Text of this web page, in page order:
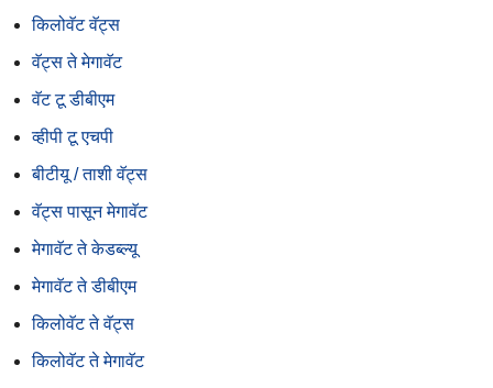
किलोवॅट वॅट्स
वॅट्स ते मेगावॅट
वॅट टू डीबीएम
व्हीपी टू एचपी
बीटीयू / ताशी वॅट्स
वॅट्स पासून मेगावॅट
मेगावॅट ते केडब्ल्यू
मेगावॅट ते डीबीएम
किलोवॅट ते वॅट्स
किलोवॅट ते मेगावॅट